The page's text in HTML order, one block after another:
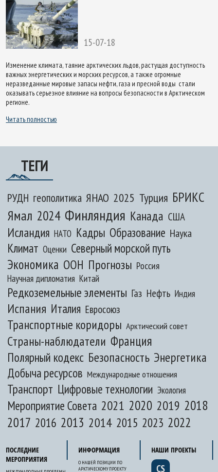
15-07-18
Изменение климата, таяние арктических льдов, растущая доступность
важных энергетических и морских ресурсов, а также огромные
неразведанные мировые запасы нефти, газа и пресной воды стали
оказывать серьезное влияние на вопросы безопасности в Арктическом
регионе.
Читать полностью
ТЕГИ
РУДН геополитика ЯНАО 2025 Турция БРИКС
Ямал 2024 Финляндия Канада США
Исландия НАТО Кадры Образование Наука
Климат Оценки Северный морской путь
Экономика ООН Прогнозы Россия
Научная дипломатия Китай
Редкоземельные элементы Газ Нефть Индия
Испания Италия Евросоюз
Транспортные коридоры Арктический совет
Страны-наблюдатели Франция
Полярный кодекс Безопасность Энергетика
Добыча ресурсов Международные отношения
Транспорт Цифровые технологии Экология
Мероприятие Совета 2021 2020 2019 2018
2017 2016 2013 2014 2015 2023 2022
ПОСЛЕДНИЕ
МЕРОПРИЯТИЯ
ИНФОРМАЦИЯ
О НАШЕЙ ПОЗИЦИИ ПО
АРКТИЧЕСКОМУ ПРОЕКТУ
НАШИ ПРОЕКТЫ
CS